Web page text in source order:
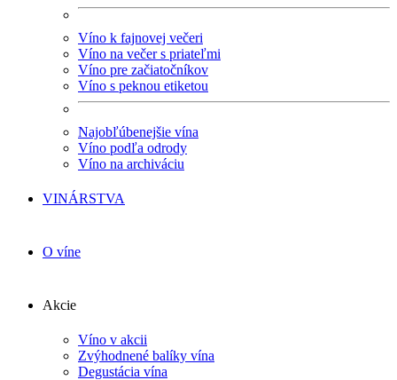
Víno k fajnovej večeri
Víno na večer s priateľmi
Víno pre začiatočníkov
Víno s peknou etiketou
Najobľúbenejšie vína
Víno podľa odrody
Víno na archiváciu
VINÁRSTVA
O víne
Akcie
Víno v akcii
Zvýhodnené balíky vína
Degustácia vína